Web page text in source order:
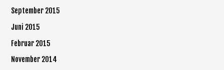
September 2015
Juni 2015
Februar 2015
November 2014